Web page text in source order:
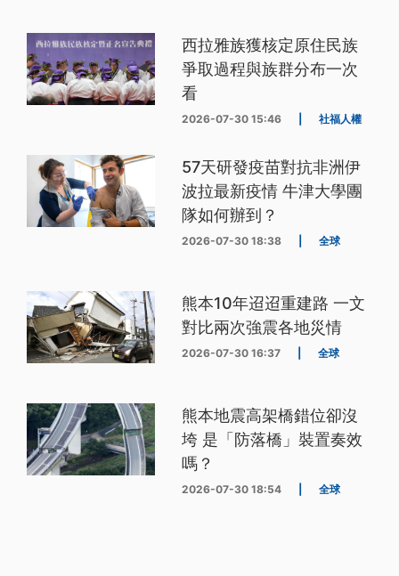
西拉雅族獲核定原住民族
爭取過程與族群分布一次
看
2026-07-30 15:46 社福人權
57天研發疫苗對抗非洲伊
波拉最新疫情 牛津大學團
隊如何辦到？
2026-07-30 18:38 全球
熊本10年迢迢重建路 一文
對比兩次強震各地災情
2026-07-30 16:37 全球
熊本地震高架橋錯位卻沒
垮 是「防落橋」裝置奏效
嗎？
2026-07-30 18:54 全球